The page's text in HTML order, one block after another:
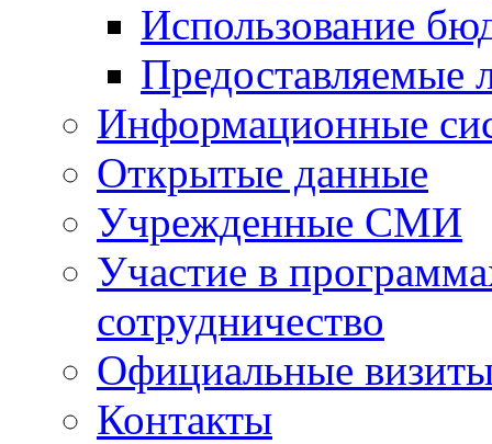
Использование
Предоставляемые
Информационные
Открытые данные
Учрежденные СМИ
Участие в
сотрудничество
Официальные
Контакты